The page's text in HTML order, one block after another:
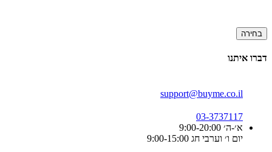
בחירה
דברו איתנו
support@buyme.co.il
03-3737117
א׳-ה׳ 9:00-20:00
יום ו׳ וערבי חג 9:00-15:00